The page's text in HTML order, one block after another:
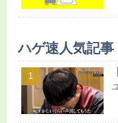
ハゲ速人気記事